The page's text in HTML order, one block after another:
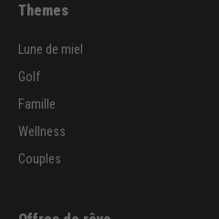
Themes
Lune de miel
Golf
Famille
Wellness
Couples